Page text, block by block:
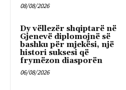
08/08/2026
Dy vëllezër shqiptarë në
Gjenevë diplomojnë së
bashku për mjekësi, një
histori suksesi që
frymëzon diasporën
06/08/2026